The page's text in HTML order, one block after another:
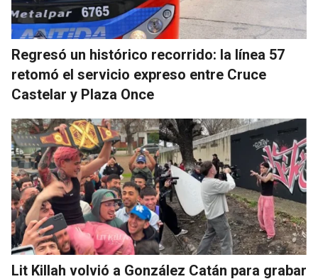
Regresó un histórico recorrido: la línea 57
retomó el servicio expreso entre Cruce
Castelar y Plaza Once
Lit Killah volvió a González Catán para grabar